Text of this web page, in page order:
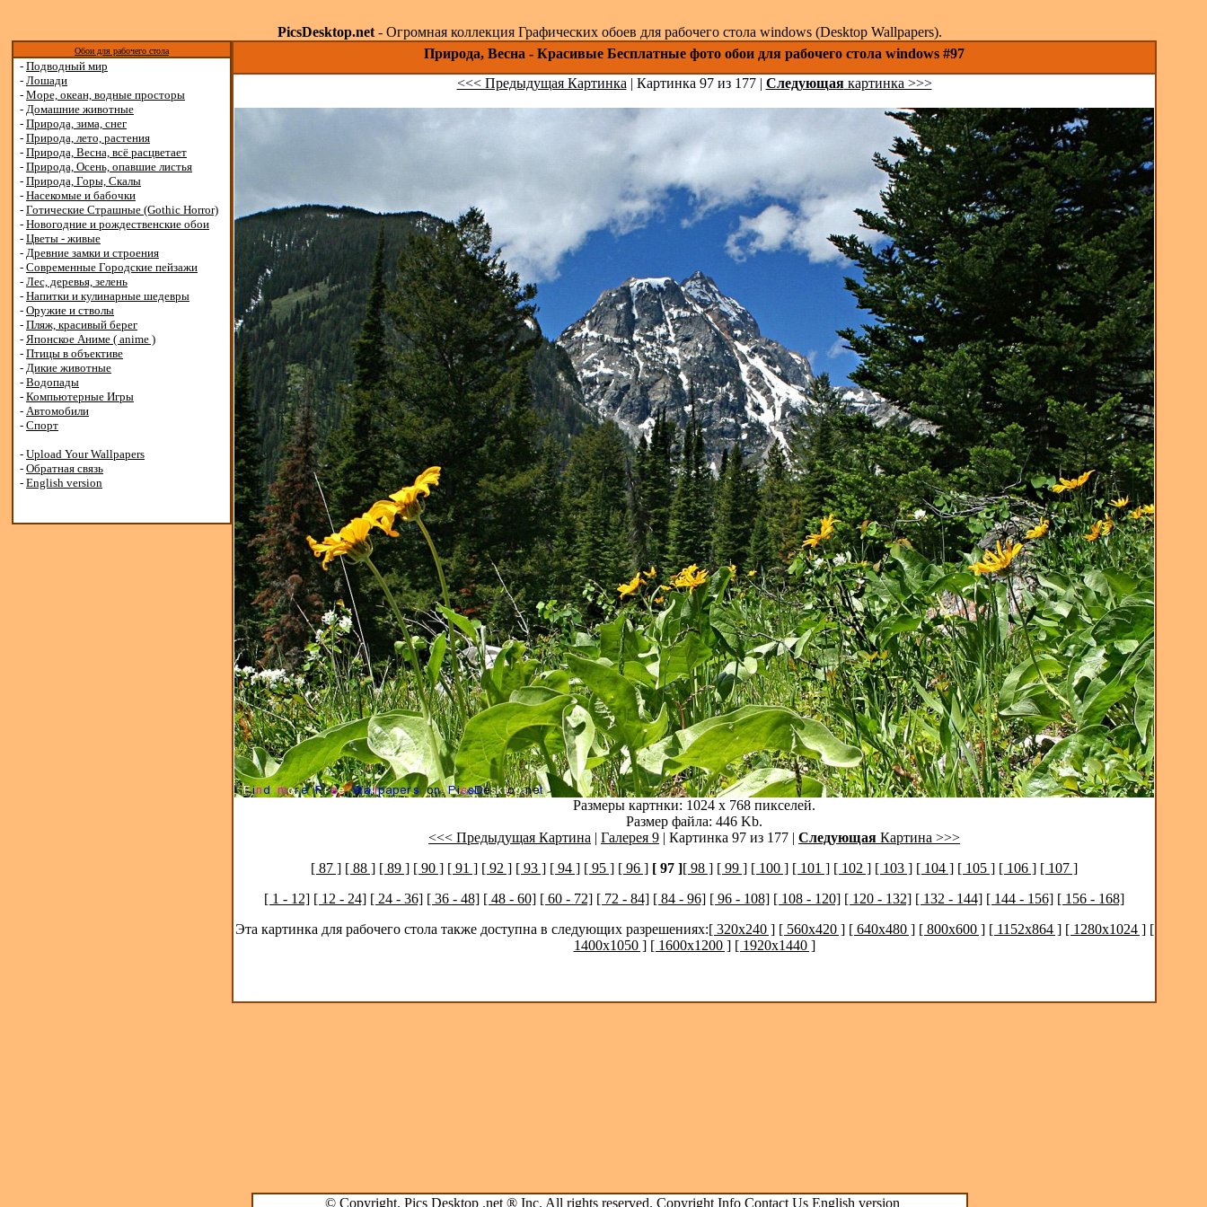
PicsDesktop.net- Огромная коллекция Графических обоев для рабочего стола windows (Desktop Wallpapers).
Обои для рабочего стола
- Подводный мир
- Лошади
- Море, океан, водные просторы
- Домашние животные
- Природа, зима, снег
- Природа, лето, растения
- Природа, Весна, всё расцветает
- Природа, Осень, опавшие листья
- Природа, Горы, Скалы
- Насекомые и бабочки
- Готические Страшные (Gothic Horror)
- Новогодние и рождественские обои
- Цветы - живые
- Древние замки и строения
- Современные Городские пейзажи
- Лес, деревья, зелень
- Напитки и кулинарные шедевры
- Оружие и стволы
- Пляж, красивый берег
- Японское Аниме ( anime )
- Птицы в объективе
- Дикие животные
- Водопады
- Компьютерные Игры
- Автомобили
- Спорт
- Upload Your Wallpapers
- Обратная связь
- English version
Природа, Весна - Красивые Бесплатные фото обои для рабочего стола windows #97
<<< Предыдущая Картинка | Картинка 97 из 177 | Следующаякартинка >>>
Размеры картнки: 1024 x 768 пикселей.
Размер файла: 446 Kb.
<<< Предыдущая Картина | Галерея 9 | Картинка 97 из 177 | Следующая Картина >>>
[ 87 ] [ 88 ] [ 89 ] [ 90 ] [ 91 ] [ 92 ] [ 93 ] [ 94 ] [ 95 ] [ 96 ] [ 97 ][ 98 ] [ 99 ] [ 100 ] [ 101 ] [ 102 ] [ 103 ] [ 104 ] [ 105 ] [ 106 ] [ 107 ]
[ 1 - 12] [ 12 - 24] [ 24 - 36] [ 36 - 48] [ 48 - 60] [ 60 - 72] [ 72 - 84] [ 84 - 96] [ 96 - 108] [ 108 - 120] [ 120 - 132] [ 132 - 144] [ 144 - 156] [ 156 - 168]
Эта картинка для рабочего стола также доступна в следующих разрешениях:[ 320x240 ] [ 560x420 ] [ 640x480 ] [ 800x600 ] [ 1152x864 ] [ 1280x1024 ] [
1400x1050 ] [ 1600x1200 ] [ 1920x1440 ]
© Copyright. Pics Desktop .net ® Inc. All rights reserved. Copyright Info Contact Us English version